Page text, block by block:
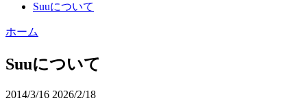
Suuについて
ホーム
Suuについて
2014/3/16 2026/2/18